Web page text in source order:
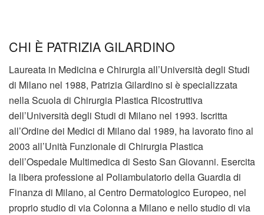
CHI È PATRIZIA GILARDINO
Laureata in Medicina e Chirurgia all’Università degli Studi
di Milano nel 1988, Patrizia Gilardino si è specializzata
nella Scuola di Chirurgia Plastica Ricostruttiva
dell’Università degli Studi di Milano nel 1993. Iscritta
all’Ordine dei Medici di Milano dal 1989, ha lavorato fino al
2003 all’Unità Funzionale di Chirurgia Plastica
dell’Ospedale Multimedica di Sesto San Giovanni. Esercita
la libera professione al Poliambulatorio della Guardia di
Finanza di Milano, al Centro Dermatologico Europeo, nel
proprio studio di via Colonna a Milano e nello studio di via